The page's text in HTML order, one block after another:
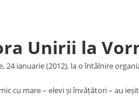
Unirii la
ianuarie (2012), la o întâlnire
cu mare – elevi și învățători – au